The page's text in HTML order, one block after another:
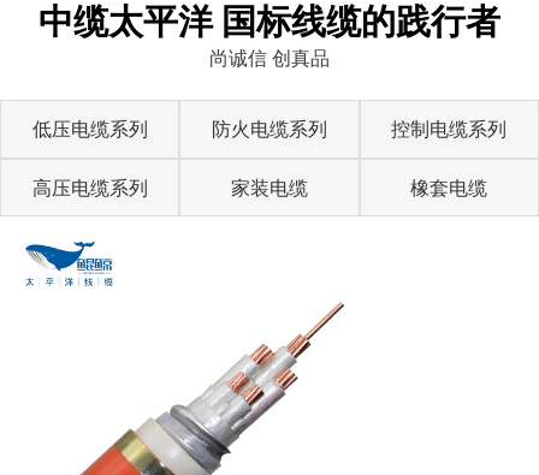
中缆太平洋 国标线缆的践行者
尚诚信 创真品
低压电缆系列 防火电缆系列 控制电缆系列
高压电缆系列 家装电缆 橡套电缆